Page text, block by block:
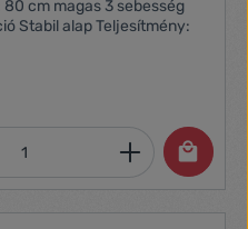
a vagy
Stabil alap Teljesítmény:
Adja